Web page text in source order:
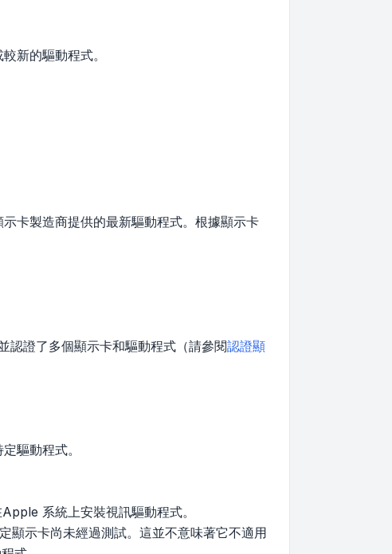
新的驅動程式。
卡製造商提供的最新驅動程式。根據顯示卡
證了多個顯示卡和驅動程式（請參閱認證顯
驅動程式。
系統上安裝視訊驅動程式。
顯示卡尚未經過測試。這並不意味著它不適用